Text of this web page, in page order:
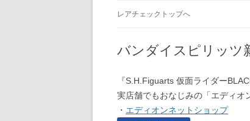
レアチェックトップへ
バンダイスピリッツ
『S.H.Figuarts 仮面ライダー
実店舗でもおなじみの「エディオ
・ エディオンネットショップ